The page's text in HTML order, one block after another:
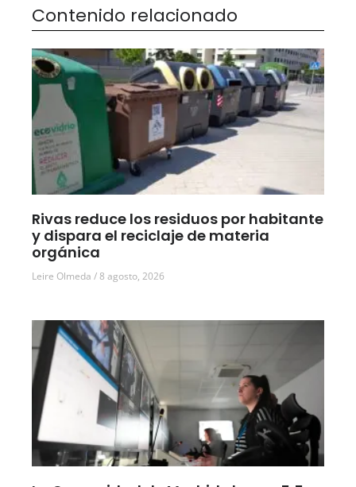
Contenido relacionado
Rivas reduce los residuos por habitante
y dispara el reciclaje de materia
orgánica
Leire Olmeda 8 agosto, 2026